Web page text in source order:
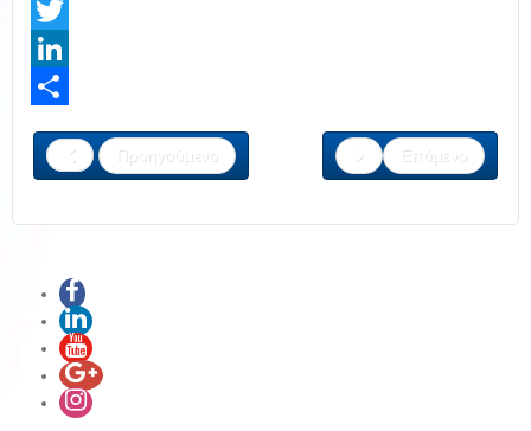
Facebook
Twitter
LinkedIn
Προηγούμενο
Επόμενο